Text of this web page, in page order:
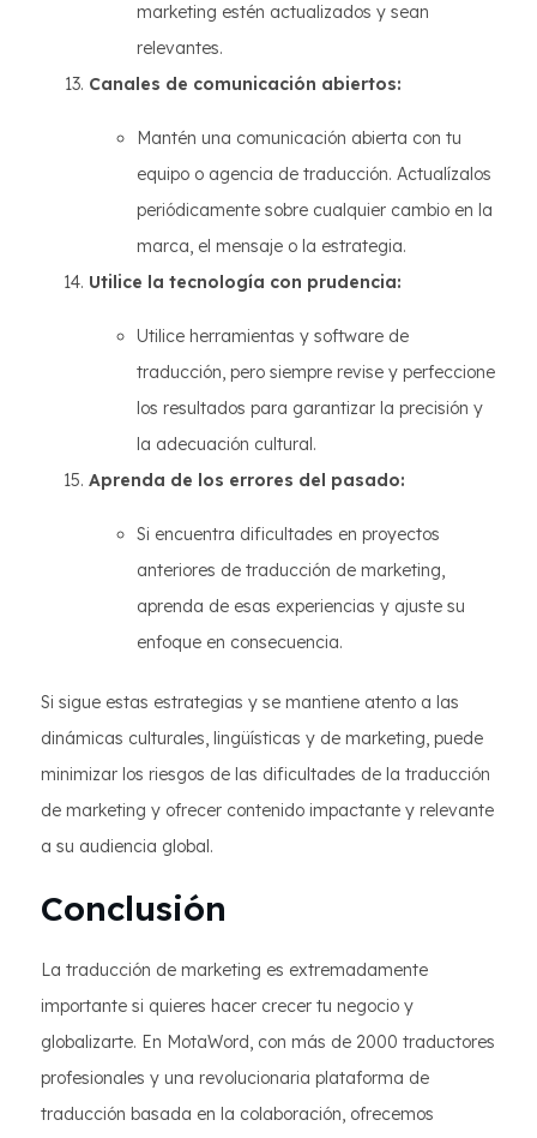
marketing estén actualizados y sean
relevantes.
Canales de comunicación abiertos:
Mantén una comunicación abierta con tu
equipo o agencia de traducción. Actualízalos
periódicamente sobre cualquier cambio en la
marca, el mensaje o la estrategia.
Utilice la tecnología con prudencia:
Utilice herramientas y software de
traducción, pero siempre revise y perfeccione
los resultados para garantizar la precisión y
la adecuación cultural.
Aprenda de los errores del pasado:
Si encuentra dificultades en proyectos
anteriores de traducción de marketing,
aprenda de esas experiencias y ajuste su
enfoque en consecuencia.
Si sigue estas estrategias y se mantiene atento a las
dinámicas culturales, lingüísticas y de marketing, puede
minimizar los riesgos de las dificultades de la traducción
de marketing y ofrecer contenido impactante y relevante
a su audiencia global.
Conclusión
La traducción de marketing es extremadamente
importante si quieres hacer crecer tu negocio y
globalizarte. En MotaWord, con más de 2000 traductores
profesionales y una revolucionaria plataforma de
traducción basada en la colaboración, ofrecemos